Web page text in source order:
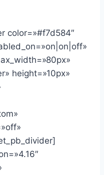
color=»#f7d584″
height=»10px»